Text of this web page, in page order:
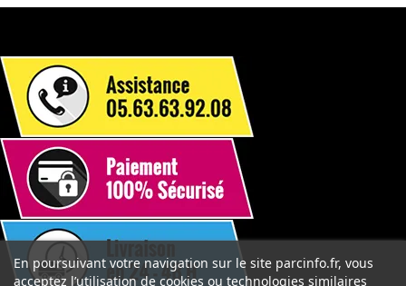
En poursuivant votre navigation sur le site parcinfo.fr, vous
acceptez l’utilisation de cookies ou technologies similaires